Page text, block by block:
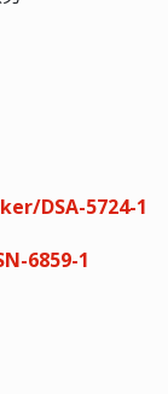
DSA-5724-1
6859-1